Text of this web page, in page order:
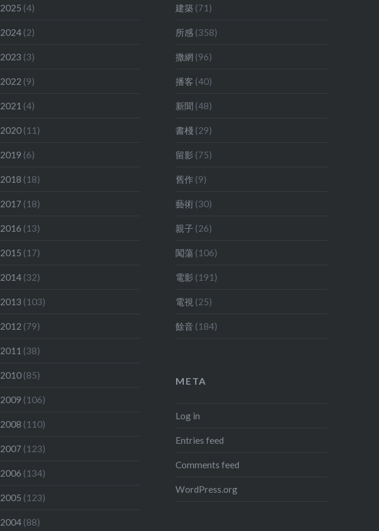
為 Collateral Event 之外，展出
的地點更是十五分鐘船程外的地
哥館、盧森堡館不在主場館內，
但因為是正式展覽，地圖上都以
來回酒店看看網頁，見到這些正
式場館都列在標題 National
不能稱為正式展覽，也不能進佔
科索沃和馬其頓這兩國有地位和
國名爭議的地方，也能位列正式
覽與否，也得看看爭議的另一方
有多少「牙力」吧！ 不過不解的
是，連奧運這大眾盛事，都可以
為包括工作在內的種種原因，不
能讓我離開這麼長的時間，於是
又得推遲至2013，但明年去，
年展，一直都心有不甘，終於上
月再盡力安排，讓我安排到一個
香港逗留幾天才回來。 大家猜
猜，我今次旅途中，會不會有很
2025 (4)
2024 (2)
2023 (3)
2022 (9)
2021 (4)
2020 (11)
2019 (6)
2018 (18)
2017 (18)
2016 (13)
2015 (17)
2014 (32)
2013 (103)
2012 (79)
2011 (38)
2010 (85)
2009 (106)
2008 (110)
2007 (123)
2006 (134)
2005 (123)
2004 (88)
建築 (71)
所感 (358)
撒網 (96)
播客 (40)
新聞 (48)
書棧 (29)
留影 (75)
舊作 (9)
藝術 (30)
親子 (26)
闖蕩 (106)
電影 (191)
電視 (25)
餘音 (184)
META
Log in
Entries feed
Comments feed
WordPress.org